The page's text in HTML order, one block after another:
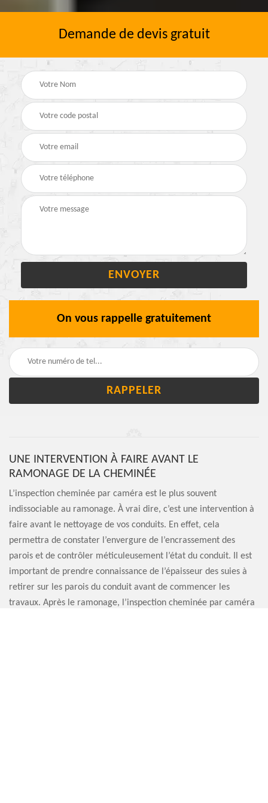
Demande de devis gratuit
On vous rappelle gratuitement
UNE INTERVENTION À FAIRE AVANT LE
RAMONAGE DE LA CHEMINÉE
L’inspection cheminée par caméra est le plus souvent
indissociable au ramonage. À vrai dire, c’est une intervention à
faire avant le nettoyage de vos conduits. En effet, cela
permettra de constater l’envergure de l’encrassement des
parois et de contrôler méticuleusement l’état du conduit. Il est
important de prendre connaissance de l’épaisseur des suies à
retirer sur les parois du conduit avant de commencer les
travaux. Après le ramonage, l’inspection cheminée par caméra